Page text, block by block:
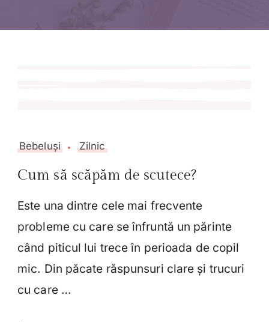
Bebeluși Zilnic
Cum să scăpăm de scutece?
Este una dintre cele mai frecvente
probleme cu care se înfruntă un părinte
când piticul lui trece în perioada de copil
mic. Din păcate răspunsuri clare și trucuri
cu care …